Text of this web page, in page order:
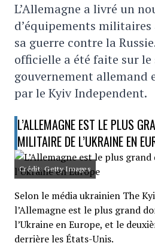
L’Allemagne a livré un
d’équipements militaires
sa guerre contre la
officielle a été faite sur
gouvernement allemand
par le Kyiv Independent.
L’ALLEMAGNE EST LE PLUS
MILITAIRE DE L’UKRAINE EN
Crédit: Getty Images
Selon le média ukrainien The
l’Allemagne est le plus grand
l’Ukraine en Europe, et le
derrière les États-Unis.